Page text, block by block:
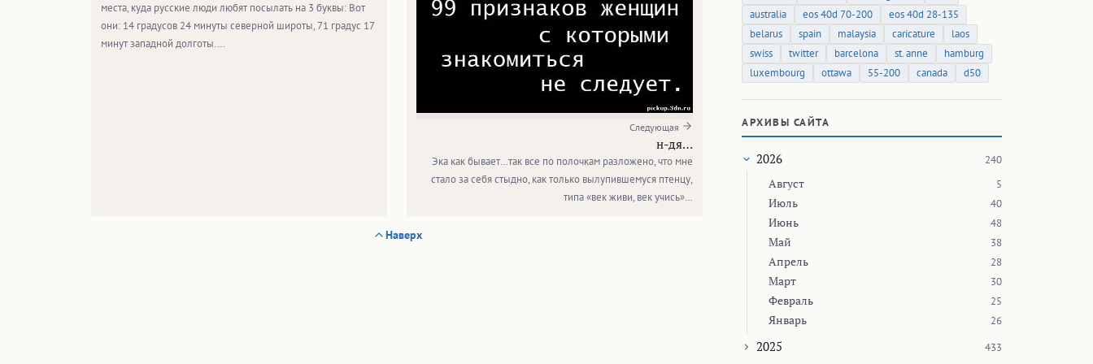
места, куда русские люди любят посылать на 3 буквы: Вот
они: 14 градусов 24 минуты северной широты, 71 градус 17
минут западной долготы.…
Следующая
н-дя…
Эка как бывает…так все по полочкам разложено, что мне
стало за себя стыдно, как только вылупившемуся птенцу,
типа «век живи, век учись»…
Наверх
australia
eos 40d 70-200
eos 40d 28-135
belarus
spain malaysia caricature
laos
swiss
twitter barcelona st. anne
hamburg
luxembourg
ottawa 55-200 canada d50
АРХИВЫ САЙТА
2026 240
Август 5
Июль 40
Июнь 48
Май 38
Апрель 28
Март 30
Февраль 25
Январь 26
2025 433